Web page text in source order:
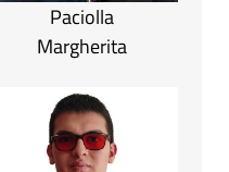
Paciolla
Margherita